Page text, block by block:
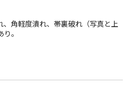
、角軽度潰れ、帯裏破れ（写真と上
。